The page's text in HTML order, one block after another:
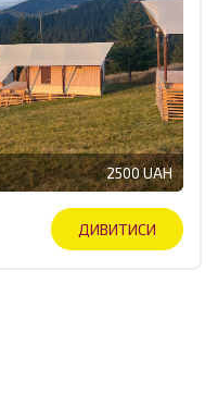
2500 UAH
ДИВИТИСИ